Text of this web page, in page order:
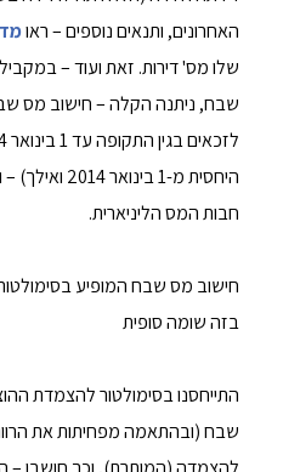
האחרונים, ותנאים נוספים – ראו
שלו מס' דירות. זאת ועוד –
שבח, ניתנה הקלה – חישוב מס
היחסית מ-1
חבות המס הליניארית.
חישוב מס שבח המופיע
בזה שומה סופית
התייחסנו בסימולטור להצמדת
שבח (ובהתאמה מפחיתות את